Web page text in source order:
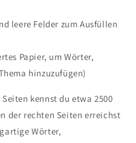
leere Felder zum Ausfüllen
Papier, um Wörter,
hinzuzufügen)
kennst du etwa 2500
der rechten Seiten erreichst
Wörter,